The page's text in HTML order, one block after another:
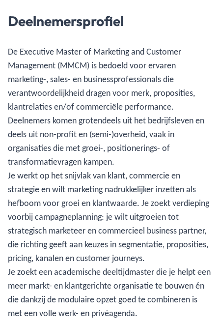
Deelnemersprofiel
De Executive Master of Marketing and Customer
Management (MMCM) is bedoeld voor ervaren
marketing-, sales- en businessprofessionals die
verantwoordelijkheid dragen voor merk, proposities,
klantrelaties en/of commerciële performance.
Deelnemers komen grotendeels uit het bedrijfsleven en
deels uit non-profit en (semi-)overheid, vaak in
organisaties die met groei-, positionerings- of
transformatievragen kampen.
Je werkt op het snijvlak van klant, commercie en
strategie en wilt marketing nadrukkelijker inzetten als
hefboom voor groei en klantwaarde. Je zoekt verdieping
voorbij campagneplanning: je wilt uitgroeien tot
strategisch marketeer en commercieel business partner,
die richting geeft aan keuzes in segmentatie, proposities,
pricing, kanalen en customer journeys.
Je zoekt een academische deeltijdmaster die je helpt een
meer markt- en klantgerichte organisatie te bouwen én
die dankzij de modulaire opzet goed te combineren is
met een volle werk- en privéagenda.